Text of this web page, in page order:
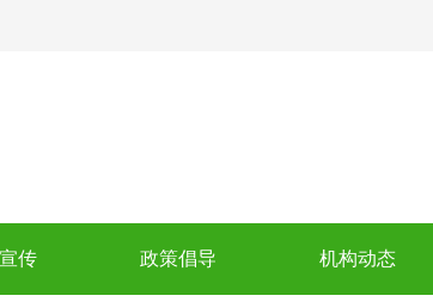
传 政策倡导 机构动态